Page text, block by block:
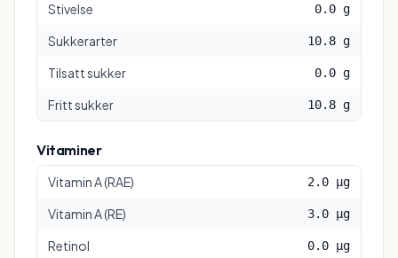
Stivelse 0.0 g
Sukkerarter 10.8 g
Tilsatt sukker 0.0 g
Fritt sukker 10.8 g
Vitaminer
Vitamin A (RAE) 2.0 µg
Vitamin A (RE) 3.0 µg
Retinol 0.0 µg